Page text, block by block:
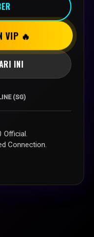
VIP 🔥
INI
(SG)
Connection.